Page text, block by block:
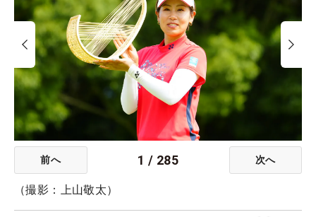
前へ 1 / 285 次へ
（撮影：上山敬太）